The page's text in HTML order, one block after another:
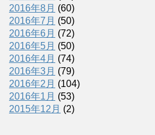
2016年8月 (60)
2016年7月 (50)
2016年6月 (72)
2016年5月 (50)
2016年4月 (74)
2016年3月 (79)
2016年2月 (104)
2016年1月 (53)
2015年12月 (2)